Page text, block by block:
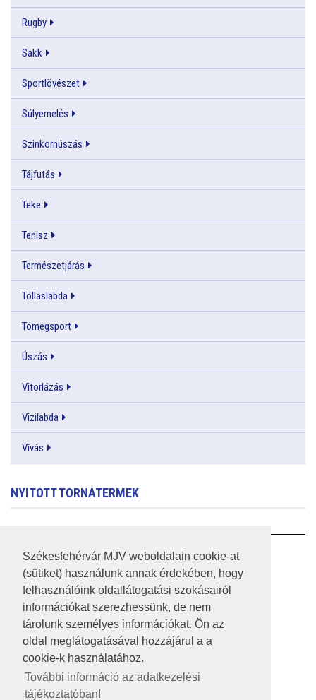
Székesfehérvár MJV weboldalain cookie-at
(sütiket) használunk annak érdekében, hogy
felhasználóink oldallátogatási szokásairól
információkat szerezhessünk, de nem
tárolunk személyes információkat. Ön az
oldal meglátogatásával hozzájárul a a
cookie-k használatához.
További információ az adatkezelési
tájékoztatóban!
Rugby
Sakk
Sportlövészet
Súlyemelés
Szinkornúszás
Tájfutás
Teke
Tenisz
Természetjárás
Tollaslabda
Tömegsport
Úszás
Vitorlázás
Vizilabda
Vívás
NYITOTT TORNATERMEK
RSS
A HONLAP 2017.03.31-I ÁLLAPOTA
JOGI NYILATKOZAT
IMPRESSZUM
KÖZÉRDEKŰ ADATOK